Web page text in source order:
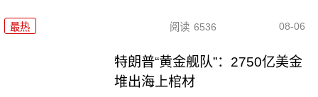
最热 阅读 6536 08-06
特朗普“黄金舰队”：2750亿美金
堆出海上棺材